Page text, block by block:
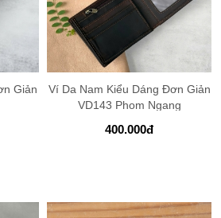
Giản
Ví Da Nam Kiểu Dáng Đơn Giản
VD143 Phom Ngang
400.000đ